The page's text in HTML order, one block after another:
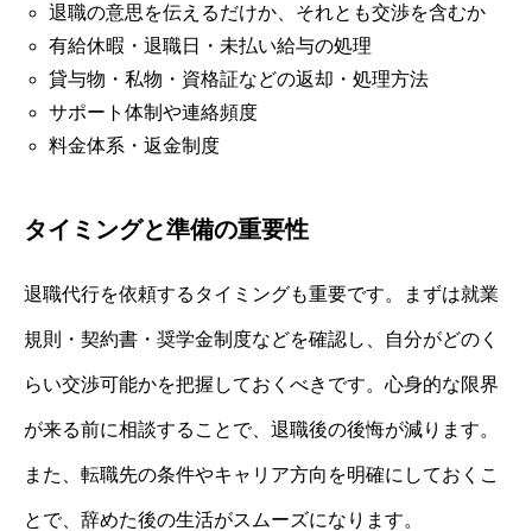
退職の意思を伝えるだけか、それとも交渉を含むか
有給休暇・退職日・未払い給与の処理
貸与物・私物・資格証などの返却・処理方法
サポート体制や連絡頻度
料金体系・返金制度
タイミングと準備の重要性
退職代行を依頼するタイミングも重要です。まずは就業
規則・契約書・奨学金制度などを確認し、自分がどのく
らい交渉可能かを把握しておくべきです。心身的な限界
が来る前に相談することで、退職後の後悔が減ります。
また、転職先の条件やキャリア方向を明確にしておくこ
とで、辞めた後の生活がスムーズになります。